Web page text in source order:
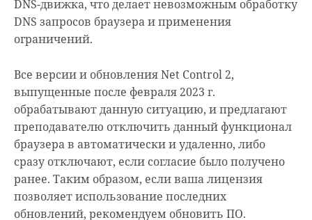
DNS-движка, что делает невозможным обработку
DNS запросов браузера и применения
ограничений.
Все версии и обновления Net Control 2,
выпущенные после февраля 2023 г.
обрабатывают данную ситуацию, и предлагают
преподавателю отключить данный функционал
браузера в автоматически и удаленно, либо
сразу отключают, если согласие было получено
ранее. Таким образом, если ваша лицензия
позволяет использование последних
обновлений, рекомендуем обновить ПО.